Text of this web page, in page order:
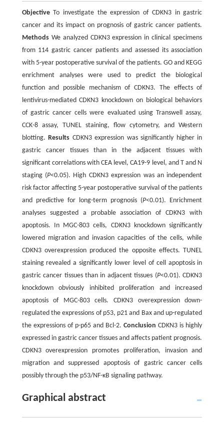
ObjectiveTo investigate the expression of CDKN3 in gastric
cancer and its impact on prognosis of gastric cancer patients.
MethodsWe analyzed CDKN3 expression in clinical specimens
from 114 gastric cancer patients and assessed its association
with 5-year postoperative survival of the patients. GO and KEGG
enrichment analyses were used to predict the biological
function and possible mechanism of CDKN3. The effects of
lentivirus-mediated CDKN3 knockdown on biological behaviors
of gastric cancer cells were evaluated using Transwell assay,
CCK-8 assay, TUNEL staining, flow cytometry, and Western
blotting.Results CDKN3 expression was significantly higher in
gastric cancer tissues than in the adjacent tissues with
significant correlations with CEA level, CA19-9 level, and T and N
staging (P<0.05). High CDKN3 expression was an independent
risk factor affecting 5-year postoperative survival of the patients
and predictive for long-term prognosis (P<0.01). Enrichment
analyses suggested a probable association of CDKN3 with
apoptosis. In MGC-803 cells, CDKN3 knockdown significantly
lowered migration and invasion capacities of the cells, while
CDKN3 overexpression produced the opposite effects. TUNEL
staining revealed a significantly lower level of cell apoptosis in
gastric cancer tissues than in adjacent tissues (P<0.01). CDKN3
knockdown obviously inhibited proliferation and increased
apoptosis of MGC-803 cells. CDKN3 overexpression down-
regulated the expressions of p53, p21 and Bax and up-regulated
the expressions of p-p65 and Bcl-2.Conclusion CDKN3 is highly
expressed in gastric cancer tissues and affects patient prognosis.
CDKN3 overexpression promotes proliferation, invasion and
migration and suppressed apoptosis of gastric cancer cells
possibly through the p53/NF-κB signaling pathway.
Graphical abstract